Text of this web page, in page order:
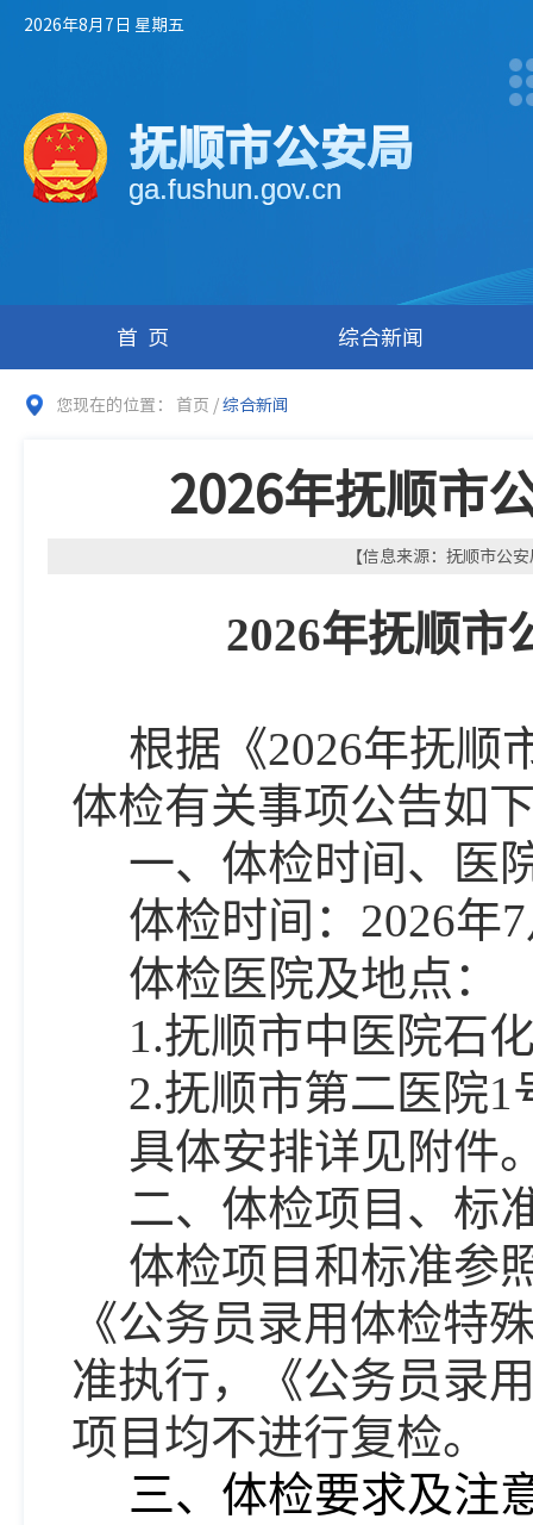
2026年8月7日 星期五
抚顺市公安局
ga.fushun.gov.cn
首页 综合新闻
您现在的位置： 首页 /综合新闻
2026年抚顺市
【信息来源：抚顺市公
2026年抚顺市
根据《2026年抚顺
体检有关事项公告如
一、体检时间、医
体检时间： 2026年7
体检医院及地点：
1.抚顺市中医院石
2.抚顺市第二医院1
具体安排详见附件
二、体检项目、标
体检项目和标准参
《公务员录用体检特
准执行，《公务员录
项目均不进行复检。
三、体检要求及注